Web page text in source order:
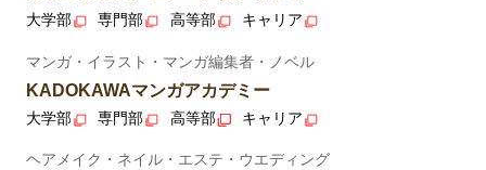
大学部 専門部 高等部 キャリア
マンガ・イラスト・マンガ編集者・ノベル
KADOKAWAマンガアカデミー
大学部 専門部 高等部 キャリア
ヘアメイク・ネイル・エステ・ウエディング